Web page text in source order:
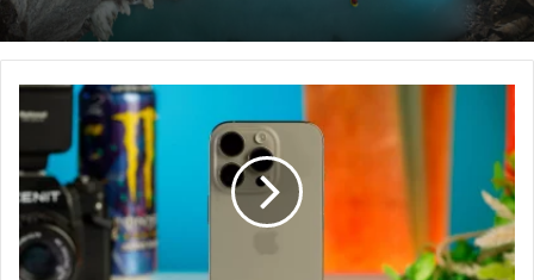
نوشته های مشابه
مرکز خرید آنلاین بانی‌مد: جایی برای
همه نیازهای خانه شما
و
ق
و
ر
و
د